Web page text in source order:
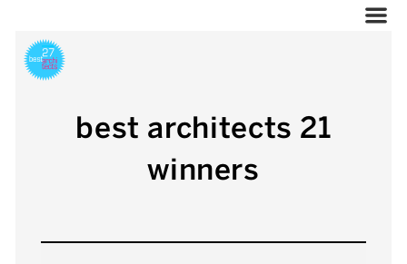
best architects 21
winners